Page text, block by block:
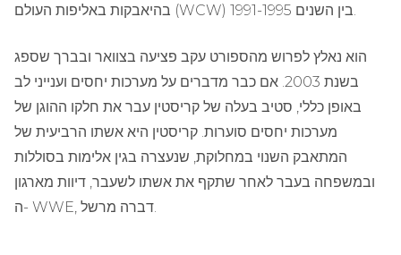
בהיאבקות באליפות העולם (WCW) בין השנים 1991-1995.
הוא נאלץ לפרוש מהספורט עקב פציעה בצוואר ובברך שספג
בשנת 2003. אם כבר מדברים על מערכות יחסים וענייני לב
באופן כללי, סטיב בעלה של קריסטין עבר את חלקו ההוגן של
מערכות יחסים סוערות. קריסטין היא אשתו הרביעית של
המתאבק השנוי במחלוקת, שנעצרה בגין אלימות בסוללות
ובמשפחה בעבר לאחר שתקף את אשתו לשעבר, דיוות מארגון
ה- WWE, דברה מרשל.